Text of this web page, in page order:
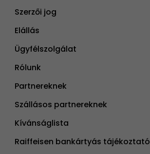
Szerzői jog
Elállás
Ügyfélszolgálat
Rólunk
Partnereknek
Szállásos partnereknek
Kívánságlista
Raiffeisen bankártyás tájékoztató